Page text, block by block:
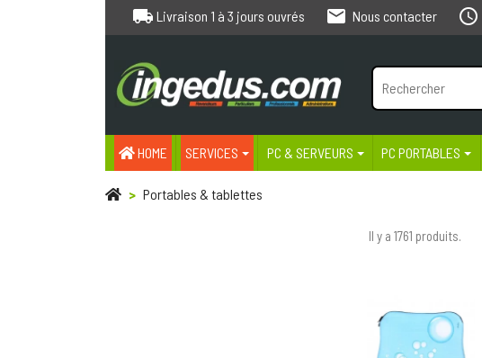
local_shipping Livraison 1 à 3 jours ouvrés email Nous contacter schedule
HOME SERVICES PC & SERVEURS PC PORTABLES
Portables & tablettes
Il y a 1761 produits.